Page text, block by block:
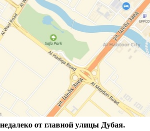
от главной улицы Дубая.